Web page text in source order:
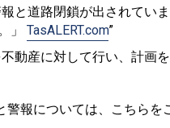
と道路閉鎖が出されてい
」 TasALERT.com”
動産に対して行い、計画
警報については、こちらを